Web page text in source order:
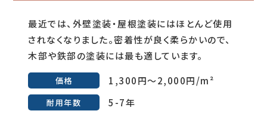
最近では、外壁塗装・屋根塗装にはほとんど使用
されなくなりました。密着性が良く柔らかいので、
木部や鉄部の塗装には最も適しています。
価格 1,300円～2,000円/m²
耐用年数 5-7年